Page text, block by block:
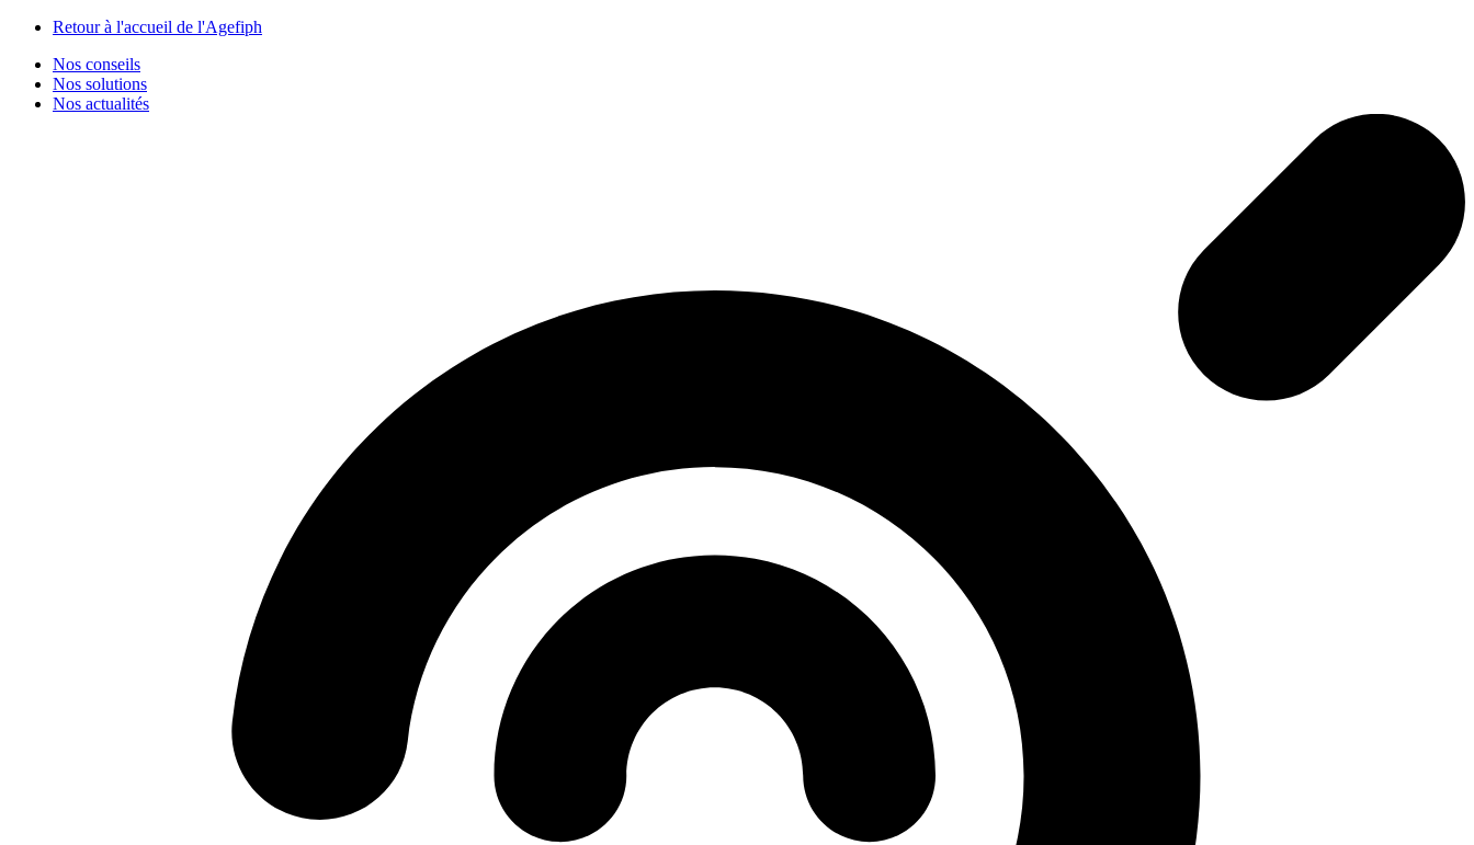
Retour à l'accueil de l'Agefiph
Nos conseils
Nos solutions
Nos actualités